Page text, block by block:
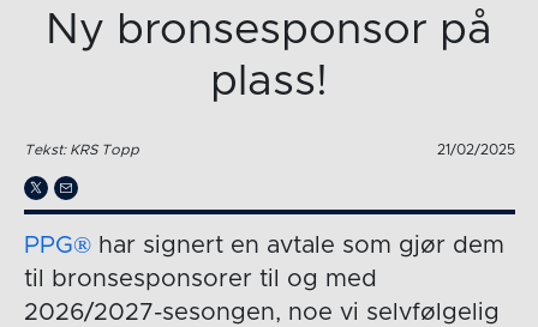
Ny bronsesponsor på
plass!
Tekst: KRS Topp 21/02/2025
PPG®har signert en avtale som gjør dem
til bronsesponsorer til og med
2026/2027-sesongen, noe vi selvfølgelig